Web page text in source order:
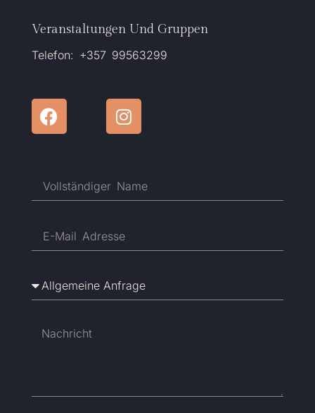
Veranstaltungen Und Gruppen
Telefon: +357 99563299